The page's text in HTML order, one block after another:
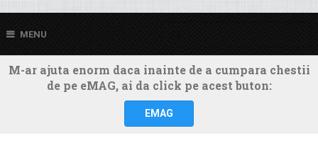
MENU
M-ar ajuta enorm daca inainte de a cumpara chestii
de pe eMAG, ai da click pe acest buton:
EMAG